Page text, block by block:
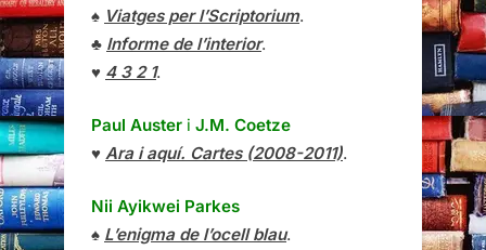
♠ Viatges per l’Scriptorium.
♣ Informe de l’interior.
♥ 4 3 2 1.
Paul Auster i J.M. Coetze
♥ Ara i aquí. Cartes (2008-2011).
Nii Ayikwei Parkes
♠ L’enigma de l’ocell blau.